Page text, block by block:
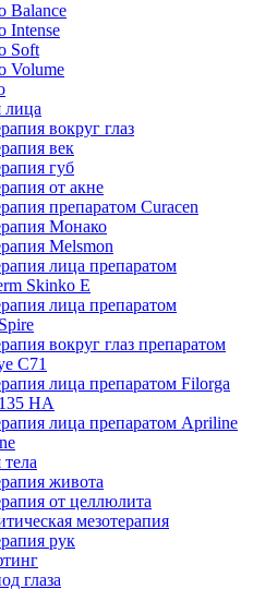
Balance
Intense
Soft
Volume
лица
вокруг глаз
век
губ
от акне
препаратом Curacen
Монако
Melsmon
лица препаратом
Skinko E
лица препаратом
вокруг глаз препаратом
С71
лица препаратом Filorga
HA
лица препаратом Apriline
живота
от целлюлита
мезотерапия
рук
глаза